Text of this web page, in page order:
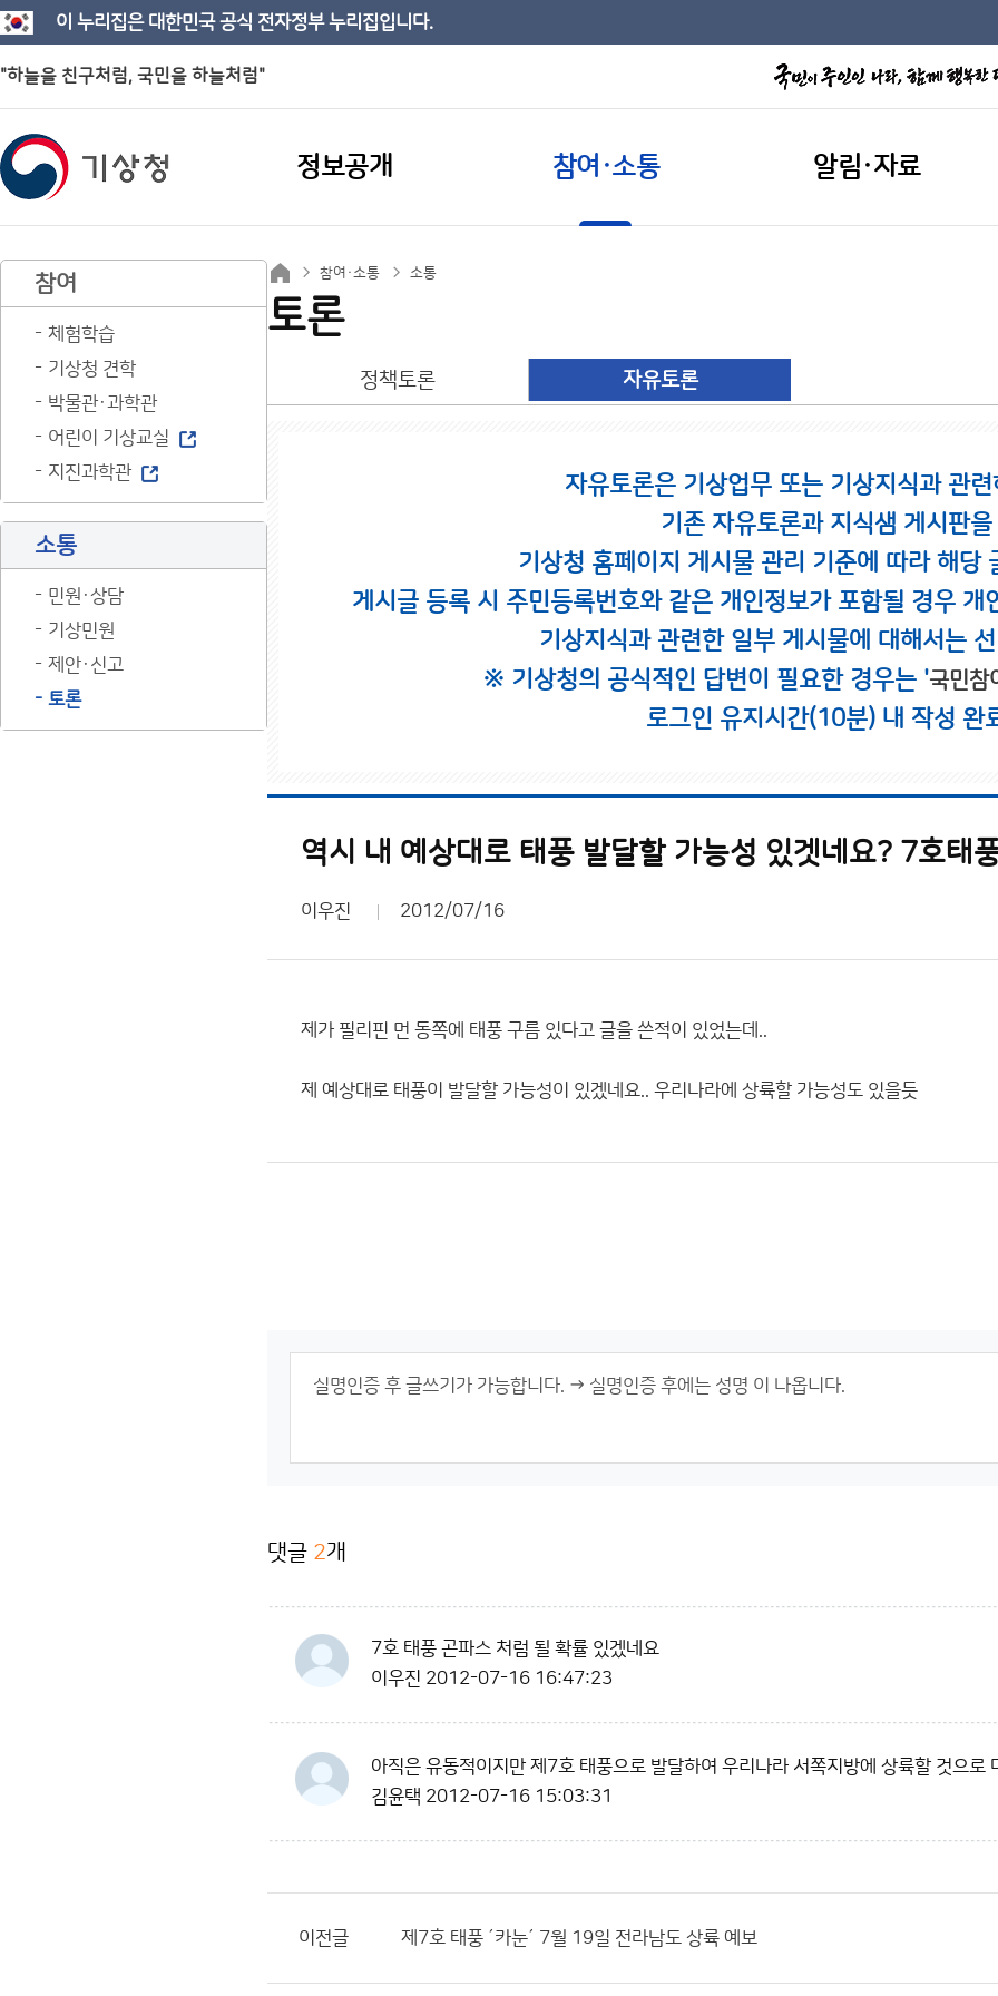
이 누리집은 대한민국 공식 전자정부 누리집입니다.
"하늘을 친구처럼, 국민을 하늘처럼"
정보공개 참여·소통 알림·자료
참여
체험학습
기상청 견학
박물관·과학관
어린이 기상교실
지진과학관
소통
민원·상담
기상민원
제안·신고
토론
참여·소통 소통
토론
정책토론 자유토론
자유토론은 기상업무 또는 기상지식과 관
기존 자유토론과 지식샘 게시판
기상청 홈페이지 게시물 관리 기준에 따라 해당
게시글 등록 시 주민등록번호와 같은 개인정보가 포함될 경우
기상지식과 관련한 일부 게시물에 대해서는
※ 기상청의 공식적인 답변이 필요한 경우는 '국민참
로그인 유지시간(10분) 내 작성 완
역시 내 예상대로 태풍 발달할 가능성 있겟네요? 7호태
이우진 2012/07/16
제가 필리핀 먼 동쪽에 태풍 구름 있다고 글을 쓴적이 있었는데..
제 예상대로 태풍이 발달할 가능성이 있겠네요.. 우리나라에 상륙할 가능성도 있을듯
댓글 2개
7호 태풍 곤파스 처럼 될 확률 있겠네요
이우진 2012-07-16 16:47:23
아직은 유동적이지만 제7호 태풍으로 발달하여 우리나라 서쪽지방에 상륙할 것으로
김윤택 2012-07-16 15:03:31
이전글 제7호 태풍 ´카눈´ 7월 19일 전라남도 상륙 예보